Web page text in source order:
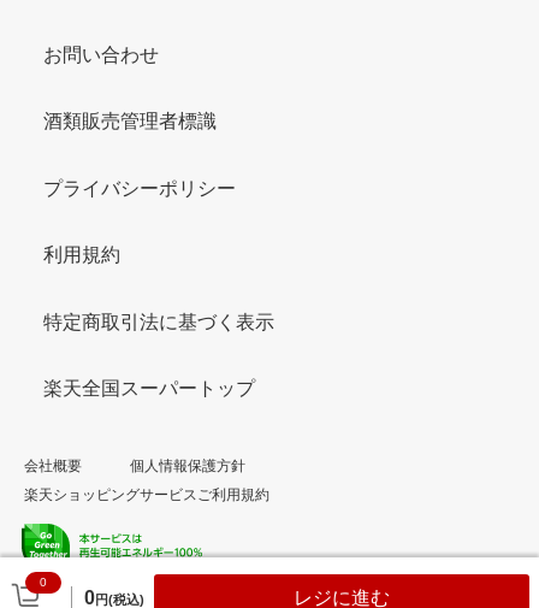
0
0円(税込) レジに進む
お問い合わせ
酒類販売管理者標識
プライバシーポリシー
利用規約
特定商取引法に基づく表示
楽天全国スーパートップ
会社概要
個人情報保護方針
楽天ショッピングサービスご利用規約
© Rakuten Group, Inc.